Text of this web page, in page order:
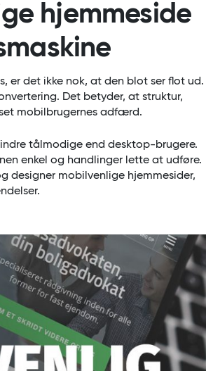
hjemmeside
er det ikke nok, at den blot ser flot ud.
Det betyder, at struktur,
mobilbrugernes adfærd.
tålmodige end desktop-brugere.
enkel og handlinger lette at udføre.
designer mobilvenlige hjemmesider,